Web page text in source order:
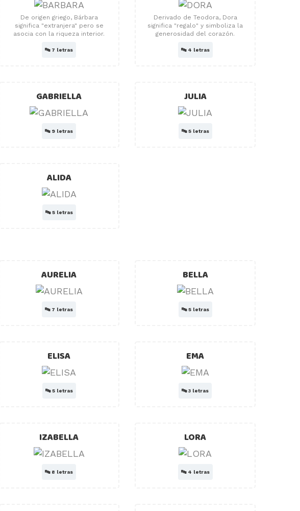
De origen griego, Bárbara
significa "extranjera" pero se
asocia con la riqueza interior.
🔤 7 letras
Derivado de Teodora, Dora
significa "regalo" y simboliza la
generosidad del corazón.
🔤 4 letras
GABRIELLA
🔤 9 letras
JULIA
🔤5 letras
ALIDA
🔤5 letras
AURELIA
🔤 7 letras
BELLA
🔤5 letras
ELISA
🔤5 letras
EMA
🔤3 letras
IZABELLA
🔤 8 letras
LORA
🔤 4 letras